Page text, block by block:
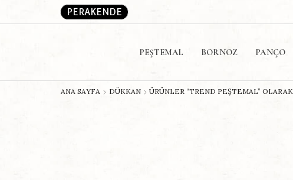
PERAKENDE
PEŞTEMAL BORNOZ PANÇO
ANA SAYFA DÜKKAN ÜRÜNLER “TREND PEŞTEMAL”